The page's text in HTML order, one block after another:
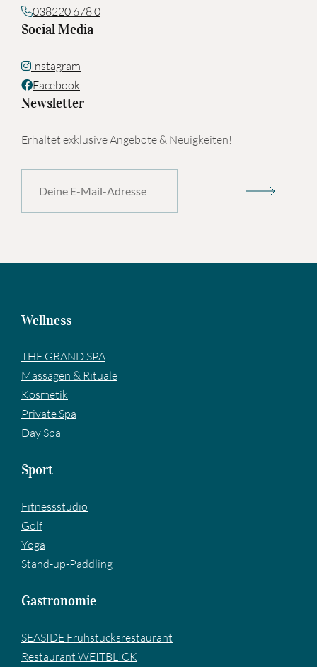
038220 678 0
Social Media
Instagram
Facebook
Newsletter
Erhaltet exklusive Angebote & Neuigkeiten!
Wellness
THE GRAND SPA
Massagen & Rituale
Kosmetik
Private Spa
Day Spa
Sport
Fitnessstudio
Golf
Yoga
Stand-up-Paddling
Gastronomie
SEASIDE Frühstücksrestaurant
Restaurant WEITBLICK